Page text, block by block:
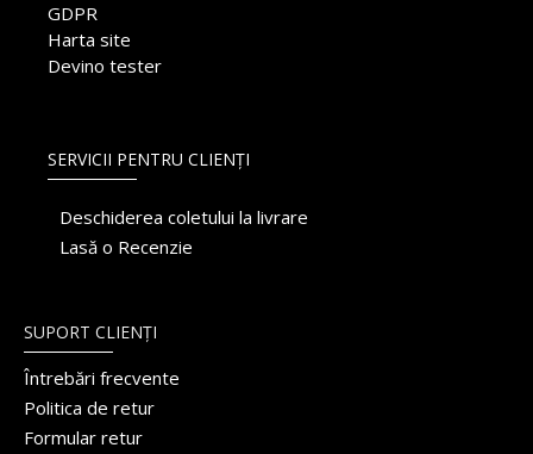
GDPR
Harta site
Devino tester
SERVICII PENTRU CLIENȚI
Deschiderea coletului la livrare
Lasă o Recenzie
SUPORT CLIENȚI
Întrebări frecvente
Politica de retur
Formular retur